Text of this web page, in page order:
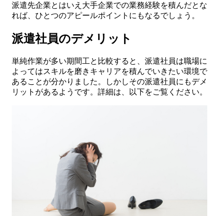
派遣先企業とはいえ大手企業での業務経験を積んだとな
れば、ひとつのアピールポイントにもなるでしょう。
派遣社員のデメリット
単純作業が多い期間工と比較すると、派遣社員は職場に
よってはスキルを磨きキャリアを積んでいきたい環境で
あることが分かりました。しかしその派遣社員にもデメ
リットがあるようです。詳細は、以下をご覧ください。